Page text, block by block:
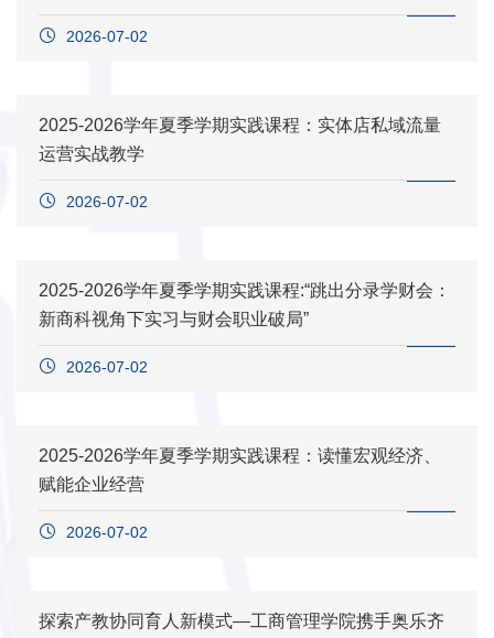
2026-07-02
2025-2026学年夏季学期实践课程：实体店私域流量
运营实战教学
2026-07-02
2025-2026学年夏季学期实践课程:“跳出分录学财会：
新商科视角下实习与财会职业破局”
2026-07-02
2025-2026学年夏季学期实践课程：读懂宏观经济、
赋能企业经营
2026-07-02
探索产教协同育人新模式—工商管理学院携手奥乐齐